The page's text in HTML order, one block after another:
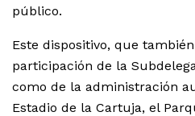
público.
Este dispositivo, que
participación de la
como de la administración
Estadio de la Cartuja, el